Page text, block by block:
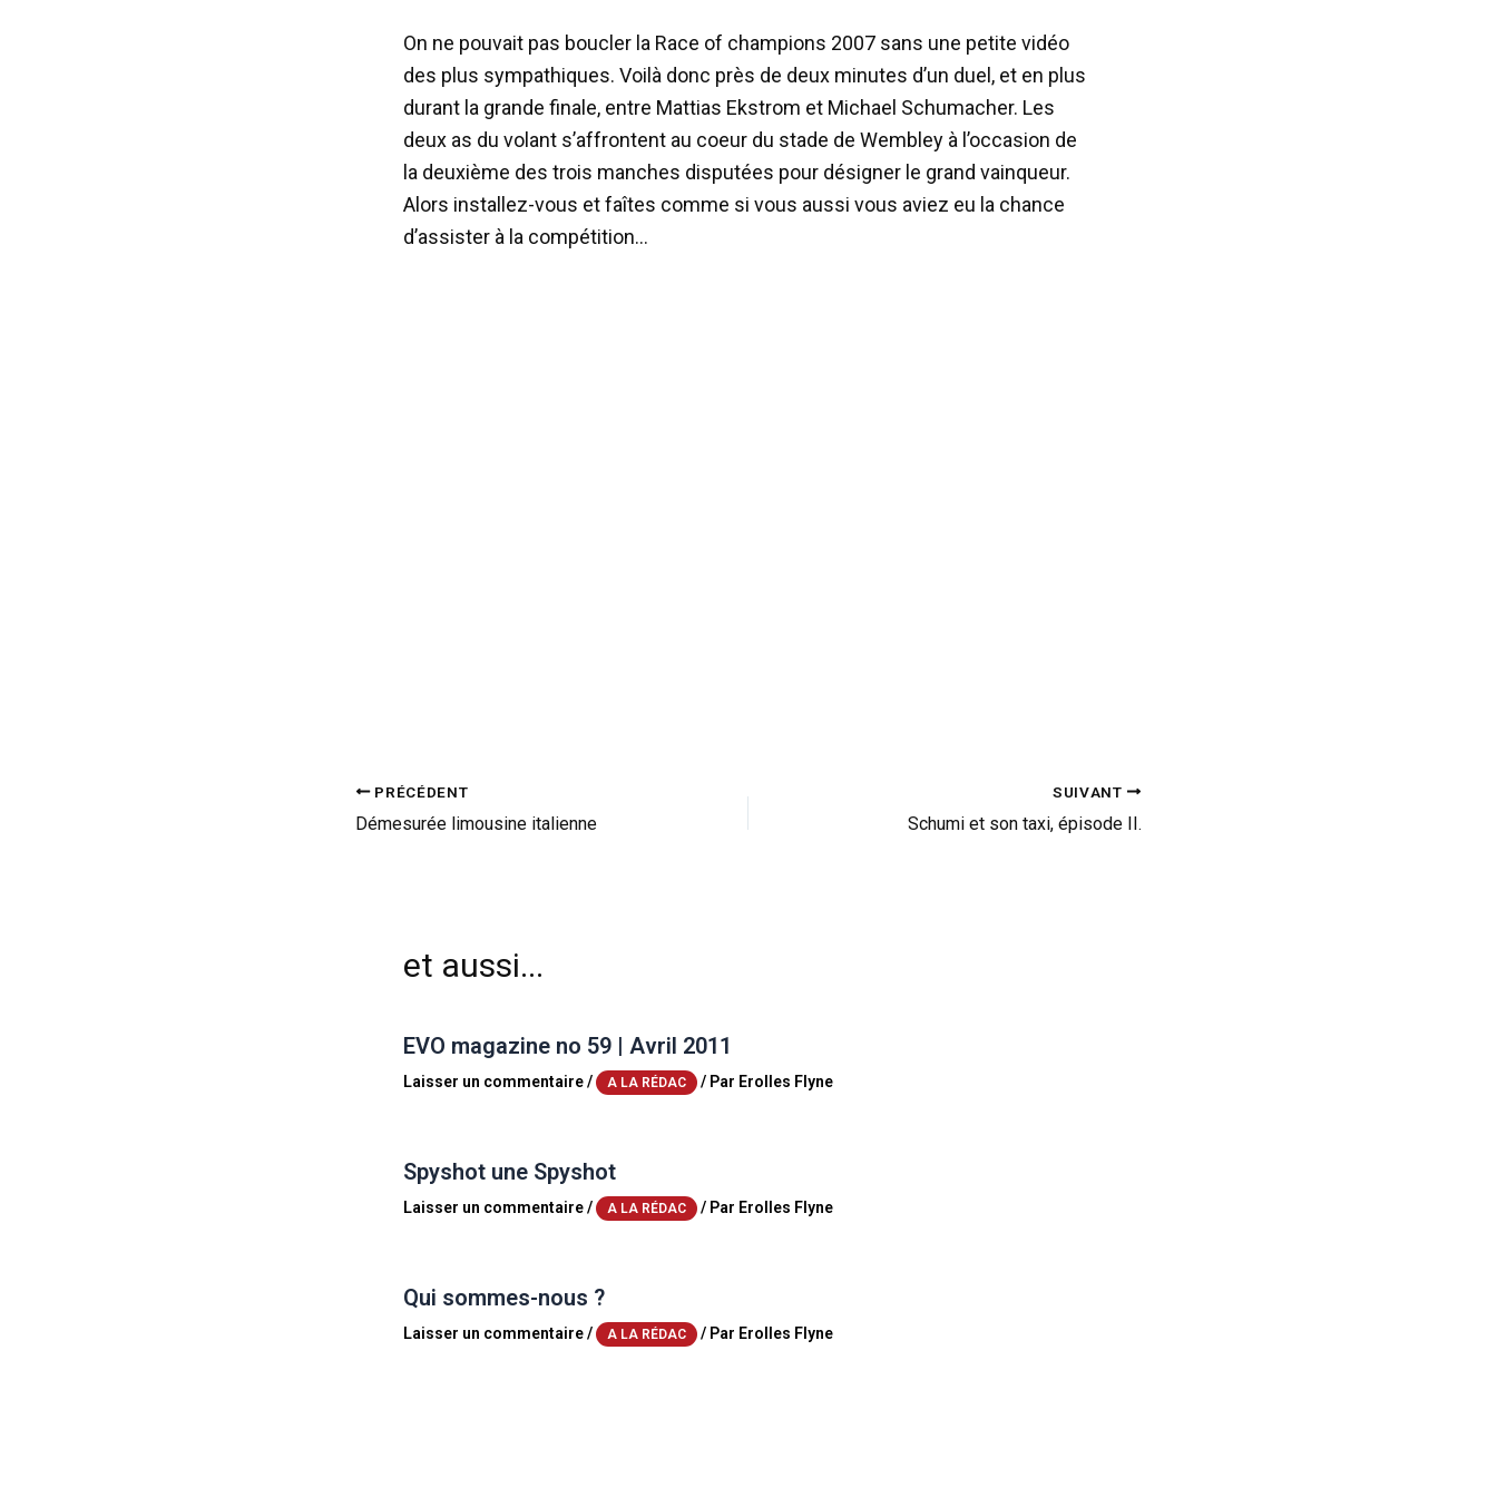
On ne pouvait pas boucler la Race of champions 2007 sans une petite vidéo
des plus sympathiques. Voilà donc près de deux minutes d’un duel, et en plus
durant la grande finale, entre Mattias Ekstrom et Michael Schumacher. Les
deux as du volant s’affrontent au coeur du stade de Wembley à l’occasion de
la deuxième des trois manches disputées pour désigner le grand vainqueur.
Alors installez-vous et faîtes comme si vous aussi vous aviez eu la chance
d’assister à la compétition…
PRÉCÉDENT
Démesurée limousine italienne
SUIVANT
Schumi et son taxi, épisode II.
et aussi...
EVO magazine no 59 | Avril 2011
Laisser un commentaire/ A LA RÉDAC / Par Erolles Flyne
Spyshot une Spyshot
Laisser un commentaire/ A LA RÉDAC / Par Erolles Flyne
Qui sommes-nous ?
Laisser un commentaire/ A LA RÉDAC / Par Erolles Flyne